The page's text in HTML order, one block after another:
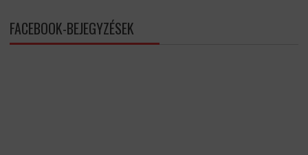
FACEBOOK-BEJEGYZÉSEK